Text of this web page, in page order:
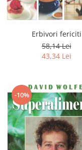
Erbivori fericiti
58,14 Lei
43,34 Lei
-10%